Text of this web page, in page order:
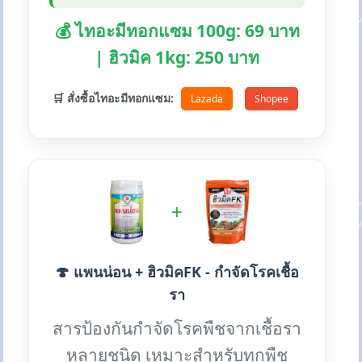
💰 ไทอะมีทอกแซม 100g: 69 บาท
| ฮิวมิค 1kg: 250 บาท
🛒 สั่งซื้อไทอะมีทอกแซม: Lazada Shopee
+
🍄 แพนน่อน + ฮิวมิคFK - กำจัดโรคเชื้อ
รา
สารป้องกันกำจัดโรคพืชจากเชื้อรา
หลายชนิด เหมาะสำหรับทุกพืช